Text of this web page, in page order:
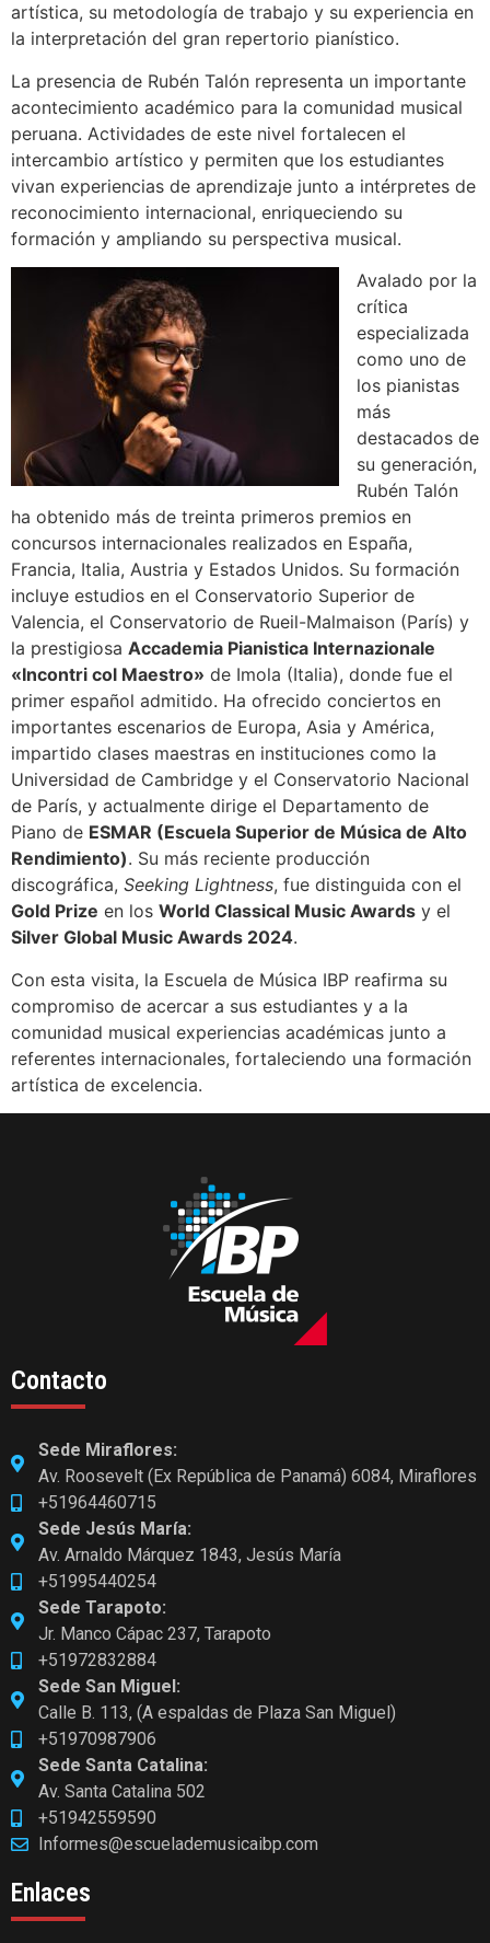
artística, su metodología de trabajo y su experiencia en
la interpretación del gran repertorio pianístico.
La presencia de Rubén Talón representa un importante
acontecimiento académico para la comunidad musical
peruana. Actividades de este nivel fortalecen el
intercambio artístico y permiten que los estudiantes
vivan experiencias de aprendizaje junto a intérpretes de
reconocimiento internacional, enriqueciendo su
formación y ampliando su perspectiva musical.
Avalado por la
crítica
especializada
como uno de
los pianistas
más
destacados de
su generación,
Rubén Talón
ha obtenido más de treinta primeros premios en
concursos internacionales realizados en España,
Francia, Italia, Austria y Estados Unidos. Su formación
incluye estudios en el Conservatorio Superior de
Valencia, el Conservatorio de Rueil-Malmaison (París) y
la prestigiosa Accademia Pianistica Internazionale
«Incontri col Maestro» de Imola (Italia), donde fue el
primer español admitido. Ha ofrecido conciertos en
importantes escenarios de Europa, Asia y América,
impartido clases maestras en instituciones como la
Universidad de Cambridge y el Conservatorio Nacional
de París, y actualmente dirige el Departamento de
Piano de ESMAR (Escuela Superior de Música de Alto
Rendimiento). Su más reciente producción
discográfica, Seeking Lightness, fue distinguida con el
Gold Prize en los World Classical Music Awards y el
Silver Global Music Awards 2024.
Con esta visita, la Escuela de Música IBP reafirma su
compromiso de acercar a sus estudiantes y a la
comunidad musical experiencias académicas junto a
referentes internacionales, fortaleciendo una formación
artística de excelencia.
Contacto
Sede Miraflores:
Av. Roosevelt (Ex República de Panamá) 6084, Miraflores
+51964460715
Sede Jesús María:
Av. Arnaldo Márquez 1843, Jesús María
+51995440254
Sede Tarapoto:
Jr. Manco Cápac 237, Tarapoto
+51972832884
Sede San Miguel:
Calle B. 113, (A espaldas de Plaza San Miguel)
+51970987906
Sede Santa Catalina:
Av. Santa Catalina 502
+51942559590
Informes@escuelademusicaibp.com
Enlaces